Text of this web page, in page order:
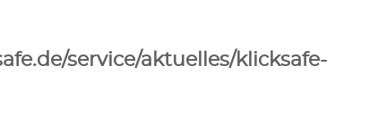
service/aktuelles/klicksafe-